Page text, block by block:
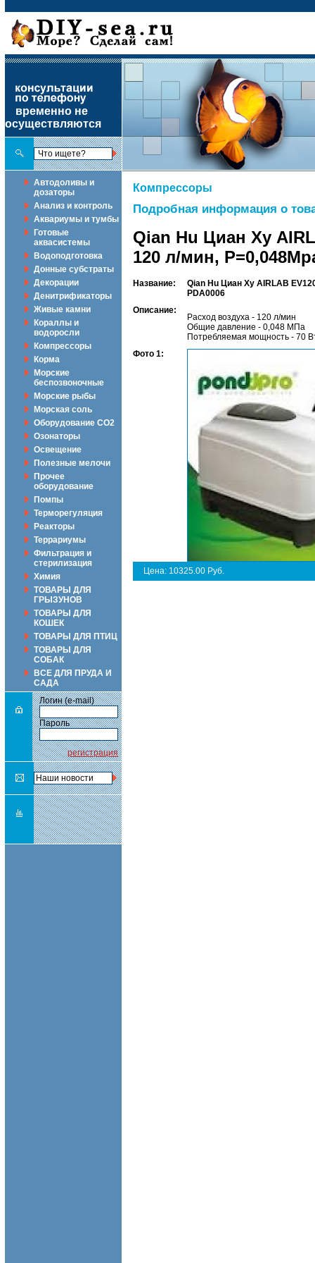
временно не
осуществляются
Автодоливы и
дозаторы
Анализ и контроль
Аквариумы и тумбы
Готовые
аквасистемы
Водоподготовка
Донные субстраты
Декорации
Денитрификаторы
Живые камни
Кораллы и
водоросли
Компрессоры
Корма
Морские
беспозвоночные
Морские рыбы
Морская соль
Оборудование CO2
Озонаторы
Освещение
Полезные мелочи
Прочее
оборудование
Помпы
Терморегуляция
Реакторы
Террариумы
Фильтрация и
стерилизация
Химия
ТОВАРЫ ДЛЯ
ГРЫЗУНОВ
ТОВАРЫ ДЛЯ
КОШЕК
ТОВАРЫ ДЛЯ ПТИЦ
ТОВАРЫ ДЛЯ
СОБАК
ВСЕ ДЛЯ ПРУДА И
САДА
Логин (e-mail)
Пароль
регистрация
Компрессоры
Подробная информация о
Qian Hu Циан Ху
120 л/мин,
Название:
Qian Hu Циан Ху AIRLAB
PDA0006
Описание:
Расход воздуха - 120 л/мин
Общие давление - 0,048 МПа
Потребляемая мощность - 70
Фото 1:
Цена: 10325.00 Руб.